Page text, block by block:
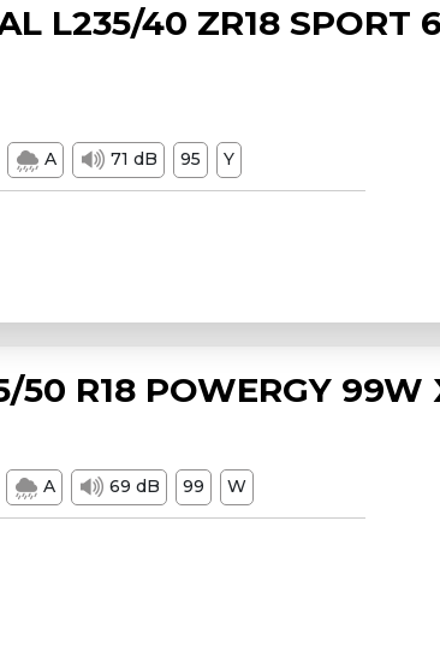
L235/40 ZR18 SPORT
A 71 dB 95 Y
50 R18 POWERGY 99W
A 69 dB 99 W